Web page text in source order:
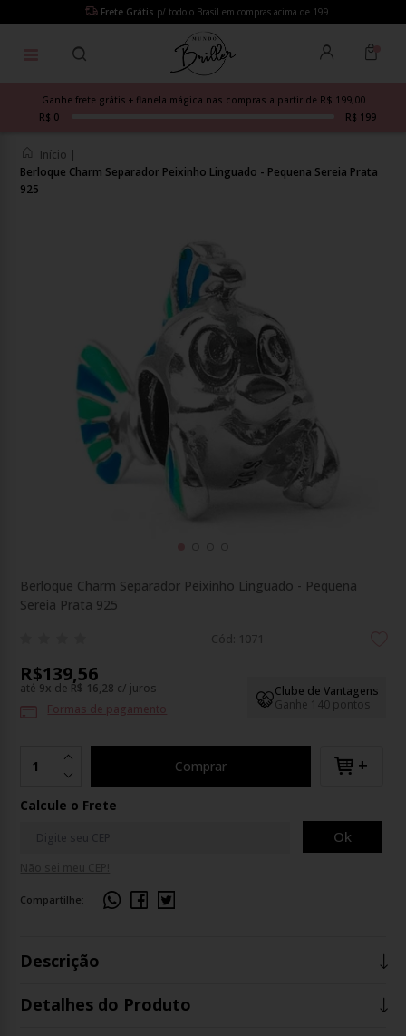
Frete Grátis p/ todo o Brasil em compras acima de 199
Ganhe frete grátis + flanela mágica nas compras a partir de R$ 199,00
R$ 0
R$ 199
Início |
Berloque Charm Separador Peixinho Linguado - Pequena Sereia Prata
925
Berloque Charm Separador Peixinho Linguado - Pequena
Sereia Prata 925
Cód: 1071
Clube de Vantagens
Ganhe 140 pontos
R$139,56
até 9x de R$ 16,28 c/ juros
Formas de pagamento
Comprar +
Calcule o Frete
Ok
Compartilhe:
Descrição
Detalhes do Produto